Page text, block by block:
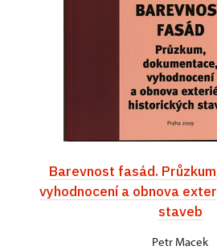
Barevnost fasád.
vyhodnocení a obnova
staveb
Petr Macek